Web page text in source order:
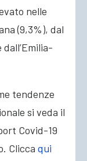
nelle
(9,3%), dal
dall’Emilia-
tendenze
si veda il
Covid-19
Clicca qui